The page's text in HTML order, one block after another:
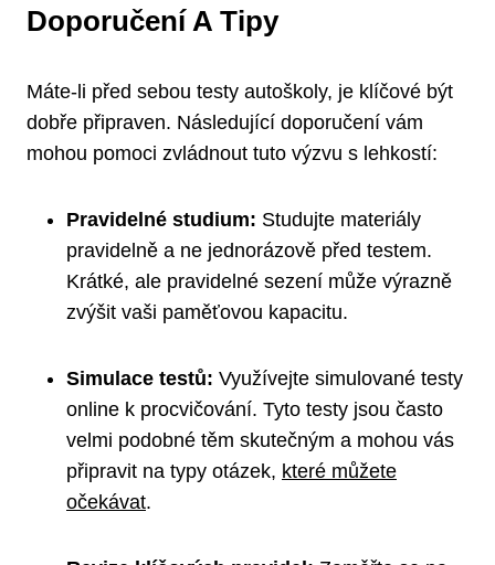
Doporučení A Tipy
Máte-li před sebou testy autoškoly, je klíčové být
dobře připraven. Následující doporučení vám
mohou pomoci zvládnout tuto výzvu s lehkostí:
Pravidelné studium: Studujte materiály
pravidelně a ne jednorázově před testem.
Krátké, ale pravidelné sezení může výrazně
zvýšit vaši paměťovou kapacitu.
Simulace testů: Využívejte simulované testy
online k procvičování. Tyto testy jsou často
velmi podobné těm skutečným a mohou vás
připravit na typy otázek, které můžete
očekávat.